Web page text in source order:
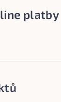
platby